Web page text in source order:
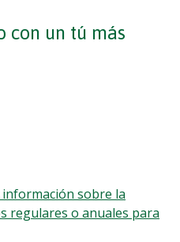
con un tú más
información sobre la
regulares o anuales para